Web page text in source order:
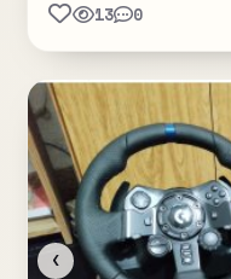
13 0
‹